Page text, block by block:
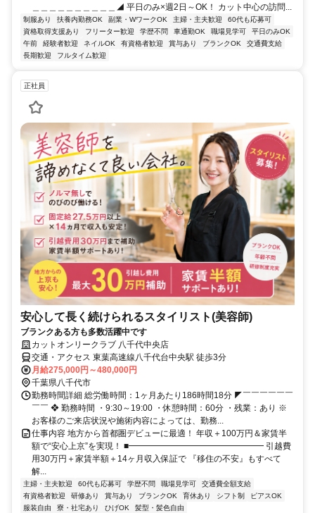
＿＿＿＿＿＿＿＿＿＿◢ 平日のみ×週2日～OK！ カット中心の訪問...
制服あり 扶養内勤務OK 副業・WワークOK 主婦・主夫歓迎
60代も応募可
資格取得支援あり
フリーター歓迎 学歴不問 車通勤OK 職場見学可
平日のみOK
午前
経験者歓迎 ネイルOK 有資格者歓迎 賞与あり ブランクOK
交通費支給
長期歓迎
フルタイム歓迎
正社員
安心して長く続けられるスタイリスト(美容師)
ブランクある方も多数活躍中です
カットオンリークラブ 八千代中央店
交通・アクセス 東葉高速線八千代台中央駅 徒歩3分
月給275,000円～480,000円
千葉県八千代市
勤務時間詳細 総労働時間：1ヶ月あたり186時間18分 ◤￣￣￣￣￣￣
￣￣ ❖ 勤務時間 ・9:30～19:00 ・休憩時間：60分 ・残業：あり ※
お客様のご来店状況や施術内容によっては、勤務...
仕事内容 地方から首都圏デビューに最適！ 年収＋100万円＆家賃半
額で“安心上京”を実現！ ■━━━━━━━━━━━━━━━━ 引越費
用30万円＋家賃半額＋14ヶ月収入保証で 『移住の不安』もすべて
解...
主婦・主夫歓迎 60代も応募可 学歴不問 職場見学可
交通費全額支給
有資格者歓迎
研修あり 賞与あり ブランクOK 育休あり シフト制
ピアスOK
服装自由
寮・社宅あり ひげOK 髪型・髪色自由